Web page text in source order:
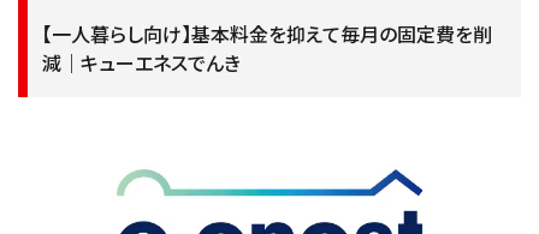
【一人暮らし向け】基本料金を抑えて毎月の固定費を削
減｜キューエネスでんき